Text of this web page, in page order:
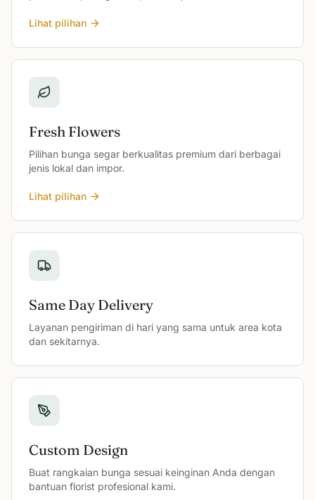
Lihat pilihan
Fresh Flowers
Pilihan bunga segar berkualitas premium dari berbagai
jenis lokal dan impor.
Lihat pilihan
Same Day Delivery
Layanan pengiriman di hari yang sama untuk area kota
dan sekitarnya.
Custom Design
Buat rangkaian bunga sesuai keinginan Anda dengan
bantuan florist profesional kami.